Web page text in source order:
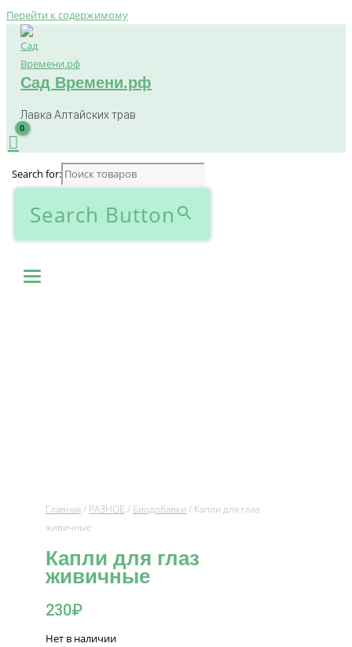
Перейти к содержимому
Сад Времени.рф
Лавка Алтайских трав
Search for:
Search Button
Главная / РАЗНОЕ / Биодобавки / Капли для глаз
живичные
Капли для глаз
живичные
230₽
Нет в наличии